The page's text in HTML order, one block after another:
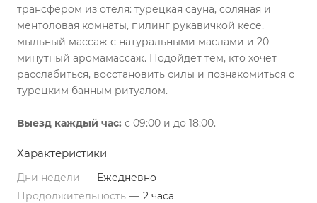
трансфером из отеля: турецкая сауна, соляная и
ментоловая комнаты, пилинг рукавичкой кесе,
мыльный массаж с натуральными маслами и 20-
минутный аромамассаж. Подойдёт тем, кто хочет
расслабиться, восстановить силы и познакомиться с
турецким банным ритуалом.
Выезд каждый час: с 09:00 и до 18:00.
Характеристики
Дни недели — Ежедневно
Продолжительность — 2 часа